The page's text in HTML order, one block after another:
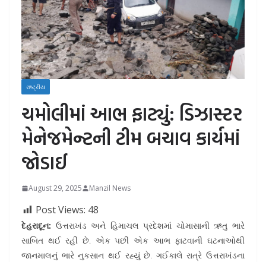
રાષ્ટ્રીય
ચમોલીમાં આભ ફાટ્યું: ડિઝાસ્ટર
મેનેજમેન્ટની ટીમ બચાવ કાર્યમાં
જોડાઈ
August 29, 2025 Manzil News
Post Views: 48
દેહરાદૂન: ઉત્તરાખંડ અને હિમાચલ પ્રદેશમાં ચોમાસાની ઋતુ ભારે
સાબિત થઈ રહી છે. એક પછી એક આભ ફાટવાની ઘટનાઓથી
જાનમાલનું ભારે નુકસાન થઈ રહ્યું છે. ગઈકાલે રાત્રે ઉત્તરાખંડના